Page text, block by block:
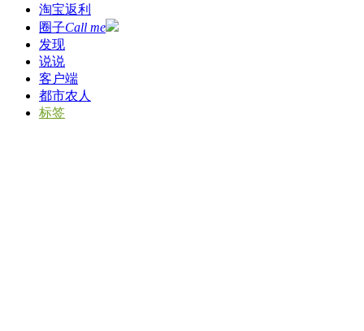
淘宝返利
圈子Call me
发现
说说
客户端
都市农人
标签